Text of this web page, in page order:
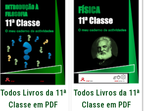
Todos Livros da 11ª
Classe em PDF
Todos Livros da 11ª
Classe em PDF